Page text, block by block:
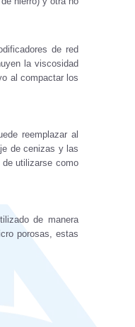
de red
la viscosidad
al compactar los
reemplazar al
de cenizas y las
utilizarse como
de manera
porosas, estas